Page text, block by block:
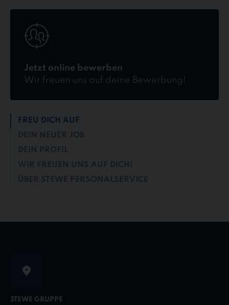
Jetzt online bewerben
Wir freuen uns auf deine Bewerbung!
online
bewerben
FREU DICH AUF
STEWE GRUPPE